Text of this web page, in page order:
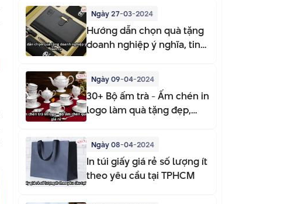
Ngày 27-03-2024
Hướng dẫn chọn quà tặng
doanh nghiệp ý nghĩa, tinh
Ngày 09-04-2024
30+ Bộ ấm trà - Ấm chén in
logo làm quà tặng đẹp,
Ngày 08-04-2024
In túi giấy giá rẻ số lượng ít
theo yêu cầu tại TPHCM